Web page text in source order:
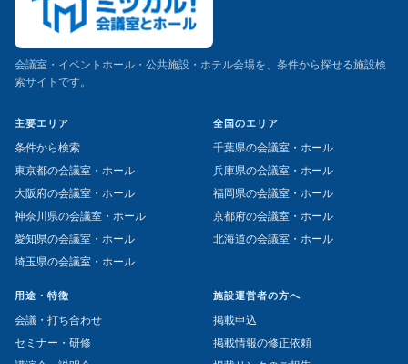
会議室・イベントホール・公共施設・ホテル会場を、条件から探せる施設検
索サイトです。
主要エリア
条件から検索
東京都の会議室・ホール
大阪府の会議室・ホール
神奈川県の会議室・ホール
愛知県の会議室・ホール
埼玉県の会議室・ホール
全国のエリア
千葉県の会議室・ホール
兵庫県の会議室・ホール
福岡県の会議室・ホール
京都府の会議室・ホール
北海道の会議室・ホール
用途・特徴
会議・打ち合わせ
セミナー・研修
施設運営者の方へ
掲載申込
掲載情報の修正依頼